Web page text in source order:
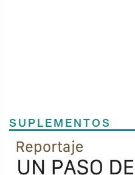
SUPLEMENTOS
Previous